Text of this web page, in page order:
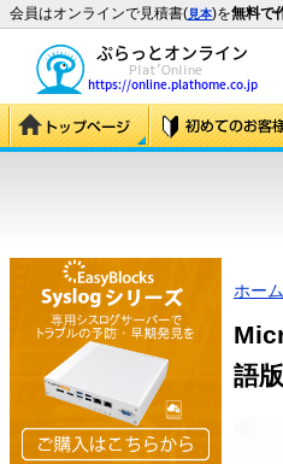
会員はオンラインで見積書(見本)を無料で
ホーム
語